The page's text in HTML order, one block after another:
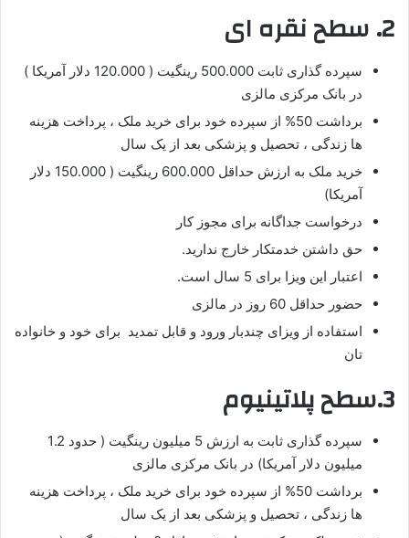
2. سطح نقره ای
سپرده گذاری ثابت 500.000 رینگیت ( 120.000 دلار آمریکا )
در بانک مرکزی مالزی
برداشت 50% از سپرده خود برای خرید ملک ، پرداخت هزینه
ها زندگی ، تحصیل و پزشکی بعد از یک سال
خرید ملک به ارزش حداقل 600.000 رینگیت ( 150.000 دلار
آمریکا)
درخواست جداگانه برای مجوز کار
حق داشتن خدمتکار خارج ندارید.
اعتبار این ویزا برای 5 سال است.
حضور حداقل 60 روز در مالزی
استفاده از ویزای چندبار ورود و قابل تمدید برای خود و خانواده
تان
3.سطح پلاتینیوم
سپرده گذاری ثابت به ارزش 5 میلیون رینگیت ( حدود 1.2
میلیون دلار آمریکا) در بانک مرکزی مالزی
برداشت 50% از سپرده خود برای خرید ملک ، پرداخت هزینه
ها زندگی ، تحصیل و پزشکی بعد از یک سال